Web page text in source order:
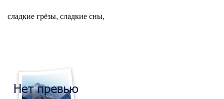
сладкие грёзы, сладкие сны,